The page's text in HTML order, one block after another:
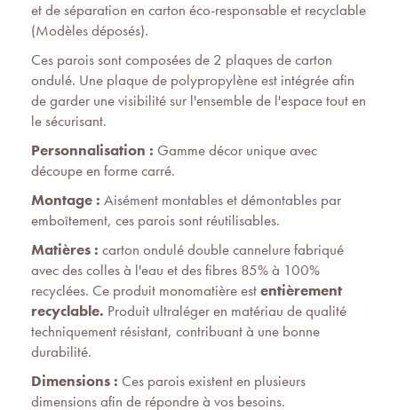
et de séparation en carton éco-responsable et recyclable
(Modèles déposés).
Ces parois sont composées de 2 plaques de carton
ondulé. Une plaque de polypropylène est intégrée afin
de garder une visibilité sur l'ensemble de l'espace tout en
le sécurisant.
Personnalisation : Gamme décor unique avec
découpe en forme carré.
Montage : Aisément montables et démontables par
emboîtement, ces parois sont réutilisables.
Matières : carton ondulé double cannelure fabriqué
avec des colles à l'eau et des fibres 85% à 100%
recyclées. Ce produit monomatière estentièrement
recyclable. Produit ultraléger en matériau de qualité
techniquement résistant, contribuant à une bonne
durabilité.
Dimensions : Ces parois existent en plusieurs
dimensions afin de répondre à vos besoins.